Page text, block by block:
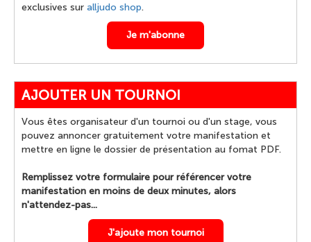
exclusives sur alljudo shop.
Je m'abonne
AJOUTER UN TOURNOI
Vous êtes organisateur d'un tournoi ou d'un stage, vous
pouvez annoncer gratuitement votre manifestation et
mettre en ligne le dossier de présentation au fomat PDF.
Remplissez votre formulaire pour référencer votre
manifestation en moins de deux minutes, alors
n'attendez-pas...
J'ajoute mon tournoi